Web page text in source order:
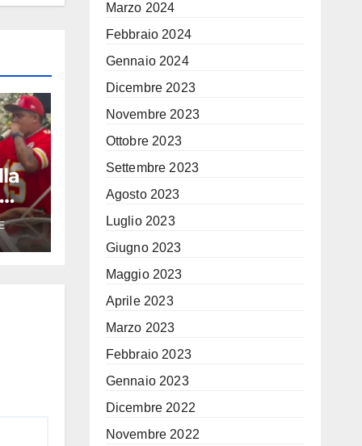
Marzo 2024
Febbraio 2024
Gennaio 2024
Dicembre 2023
Novembre 2023
Ottobre 2023
Settembre 2023
Agosto 2023
Luglio 2023
Giugno 2023
Maggio 2023
Aprile 2023
Marzo 2023
Febbraio 2023
Gennaio 2023
Dicembre 2022
Novembre 2022